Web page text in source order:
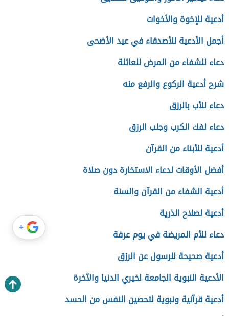
أدعية للإخوة والأخوات
أجمل الأدعية للأصدقاء في عيد الأضحى
دعاء للشفاء من المرض للعائلة
شرح أدعية الركوع والرفع منه
دعاء للأب بالرزق
دعاء لفك الكرب وجلب الرزق
أدعية للأبناء من القرآن
أفضل الأوقات لدعاء الاستخارة دون صلاة
أدعية الشفاء من القرآن والسنة
أدعية لصلاح الذرية
دعاء للأم المريضة في يوم عرفة
أدعية صحيحة للرسول عن الرزق
الأدعية النبوية الجامعة لخيري الدنيا والآخرة
أدعية قرآنية ونبوية لتحصين النفس من الحسد
+